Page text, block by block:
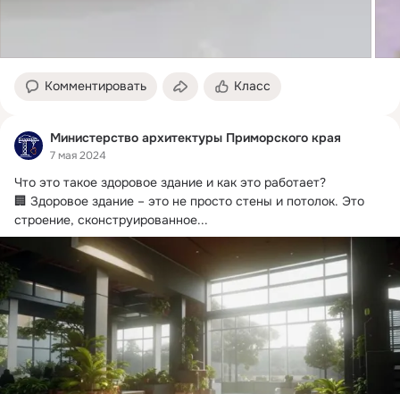
Комментировать Класс
Министерство архитектуры Приморского края
7 мая 2024
Что это такое здоровое здание и как это работает?
🏢 Здоровое здание – это не просто стены и потолок. Это
строение, сконструированное...